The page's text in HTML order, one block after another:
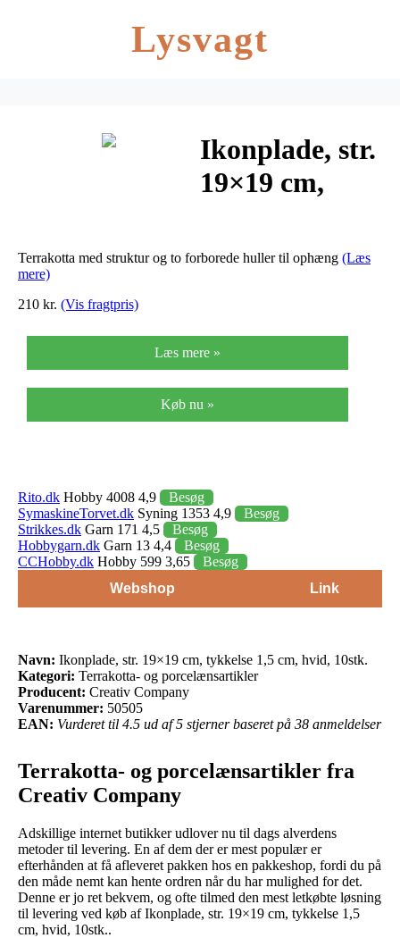
Lysvagt
Ikonplade, str.
19×19 cm,
cm, hvid,
Terrakotta med struktur og to forborede huller til ophæng (Læs
mere)
210 kr. (Vis fragtpris)
Læs mere »
Køb nu »
Rito.dk Hobby 4008 4,9
Besøg
SymaskineTorvet.dk Syning 1353 4,9
Besøg
Strikkes.dk Garn 171 4,5
Besøg
Hobbygarn.dk Garn 13 4,4
Besøg
CCHobby.dk Hobby 599 3,65
Besøg
Webshop
Link
Navn: Ikonplade, str. 19×19 cm, tykkelse 1,5 cm, hvid, 10stk.
Kategori: Terrakotta- og porcelænsartikler
Producent: Creativ Company
Varenummer: 50505
EAN: Vurderet til 4.5 ud af 5 stjerner baseret på 38 anmeldelser
Terrakotta- og porcelænsartikler fra
Creativ Company
Adskillige internet butikker udlover nu til dags alverdens
metoder til levering. En af dem der er mest populær er
efterhånden at få afleveret pakken hos en pakkeshop, fordi du på
den måde nemt kan hente ordren når du har mulighed for det.
Denne er jo ret bekvem, og ofte tilmed den mest letkøbte løsning
til levering ved køb af Ikonplade, str. 19×19 cm, tykkelse 1,5
cm, hvid, 10stk..